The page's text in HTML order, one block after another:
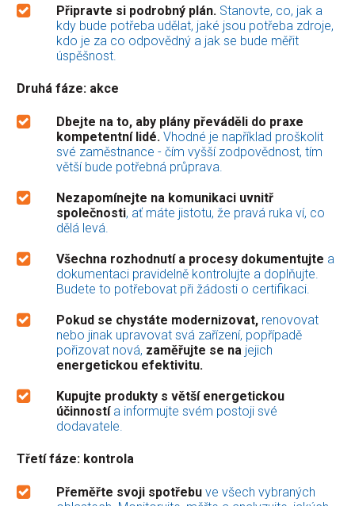
Připravte si podrobný plán. Stanovte, co, jak a
kdy bude potřeba udělat, jaké jsou potřeba zdroje,
kdo je za co odpovědný a jak se bude měřit
úspěšnost.
Druhá fáze: akce
Dbejte na to, aby plány převáděli do praxe
kompetentní lidé. Vhodné je například proškolit
své zaměstnance - čím vyšší zodpovědnost, tím
větší bude potřebná průprava.
Nezapomínejte na komunikaci uvnitř
společnosti, ať máte jistotu, že pravá ruka ví, co
dělá levá.
Všechna rozhodnutí a procesy dokumentujte a
dokumentaci pravidelně kontrolujte a doplňujte.
Budete to potřebovat při žádosti o certifikaci.
Pokud se chystáte modernizovat, renovovat
nebo jinak upravovat svá zařízení, popřípadě
pořizovat nová, zaměřujte se na jejich
energetickou efektivitu.
Kupujte produkty s větší energetickou
účinnostía informujte svém postoji své
dodavatele.
Třetí fáze: kontrola
Přeměřte svoji spotřebu ve všech vybraných